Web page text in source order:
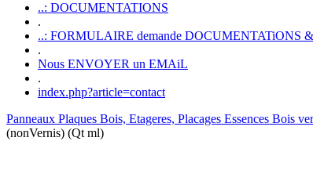
..: DOCUMENTATIONS
.
..: FORMULAIRE demande DOCUMENTATiONS
.
Nous ENVOYER un EMAiL
.
index.php?article=contact
Panneaux Plaques Bois, Etageres, Placages Essences Bois
(nonVernis) (Qt ml)